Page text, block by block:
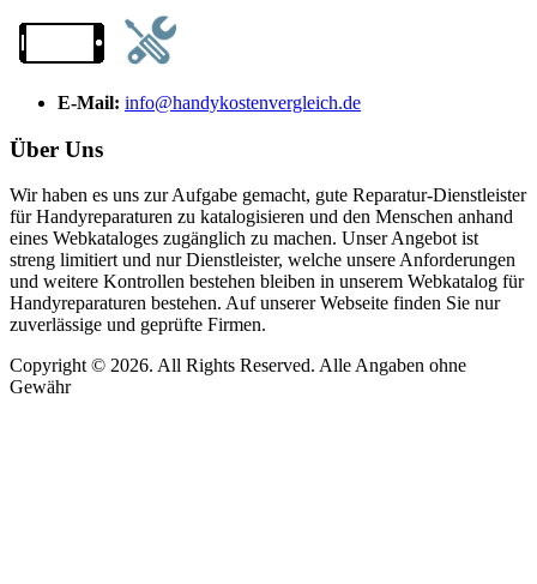
E-Mail: info@handykostenvergleich.de
Über Uns
Wir haben es uns zur Aufgabe gemacht, gute Reparatur-Dienstleister
für Handyreparaturen zu katalogisieren und den Menschen anhand
eines Webkataloges zugänglich zu machen. Unser Angebot ist
streng limitiert und nur Dienstleister, welche unsere Anforderungen
und weitere Kontrollen bestehen bleiben in unserem Webkatalog für
Handyreparaturen bestehen. Auf unserer Webseite finden Sie nur
zuverlässige und geprüfte Firmen.
Copyright © 2026. All Rights Reserved. Alle Angaben ohne
Gewähr